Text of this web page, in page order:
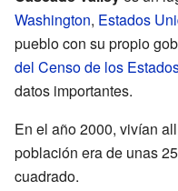
Washington, Estados
pueblo con su propio
del Censo de los
datos importantes.
En el año 2000, vivían
población era de unas
cuadrado.